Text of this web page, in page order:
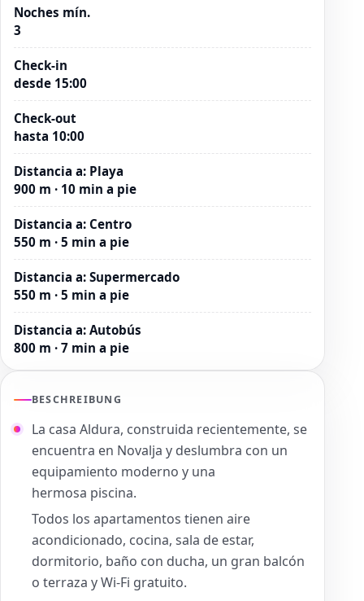
Noches mín.
3
Check-in
desde 15:00
Check-out
hasta 10:00
Distancia a: Playa
900 m · 10 min a pie
Distancia a: Centro
550 m · 5 min a pie
Distancia a: Supermercado
550 m · 5 min a pie
Distancia a: Autobús
800 m · 7 min a pie
BESCHREIBUNG
La casa Aldura, construida recientemente, se
encuentra en Novalja y deslumbra con un
equipamiento moderno y una
hermosa piscina.
Todos los apartamentos tienen aire
acondicionado, cocina, sala de estar,
dormitorio, baño con ducha, un gran balcón
o terraza y Wi-Fi gratuito.